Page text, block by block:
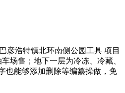
浩特镇北环南侧公园工具 项目
场售；地下一层为冷冻、冷藏、
也能够添加删除等编纂操做，免